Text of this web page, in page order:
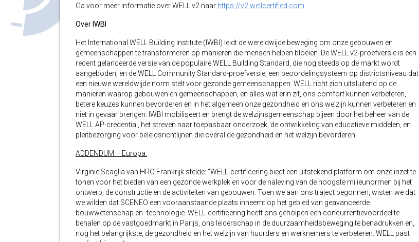
Ga voor meer informatie over WELL v2 naar https://v2.wellcertified.com
Over IWBI
Het International WELL Building Institute (IWBI) leidt de wereldwijde beweging om onze gebouwen en
gemeenschappen te transformeren op manieren die mensen helpen bloeien. De WELL v2-proefversie is een
recent gelanceerde versie van de populaire WELL Building Standard, die nog steeds op de markt wordt
aangeboden, en de WELL Community Standard-proefversie, een beoordelingsysteem op districtsniveau dat
een nieuwe wereldwijde norm stelt voor gezonde gemeenschappen. WELL richt zich uitsluitend op de
manieren waarop gebouwen en gemeenschappen, en alles wat erin zit, ons comfort kunnen verbeteren,
betere keuzes kunnen bevorderen en in het algemeen onze gezondheid en ons welzijn kunnen verbeteren en
niet in gevaar brengen. IWBI mobiliseert en brengt de welzijnsgemeenschap bijeen door het beheer van de
WELL AP-credential, het streven naar toepasbaar onderzoek, de ontwikkeling van educatieve middelen, en
pleitbezorging voor beleidsrichtlijnen die overal de gezondheid en het welzijn bevorderen.
ADDENDUM – Europa:
Virginie Scaglia van HRO Frankrijk stelde: “WELL-certificering biedt een uitstekend platform om onze inzet te
tonen voor het bieden van een gezonde werkplek en voor de naleving van de hoogste milieunormen bij het
ontwerp, de constructie en de activiteiten van gebouwen. Toen we aan ons traject begonnen, wisten we dat
we wilden dat SCENEO een vooraanstaande plaats inneemt op het gebied van geavanceerde
bouwwetenschap en -technologie. WELL-certificering heeft ons geholpen een concurrentievoordeel te
behalen op de vastgoedmarkt in Parijs, ons leiderschap in de duurzaamheidsbeweging te benadrukken en,
nog het belangrijkste, de gezondheid en het welzijn van huurders en werknemers te verbeteren. WELL past